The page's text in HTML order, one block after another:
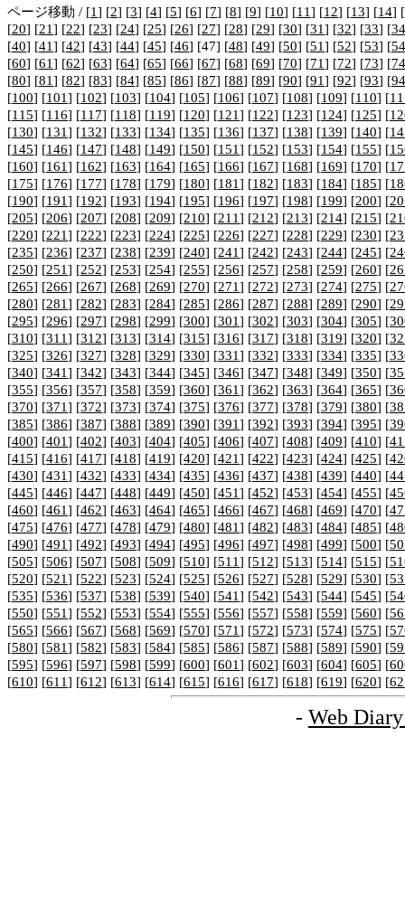
ページ移動 / [1] [2] [3] [4] [5] [6] [7] [8] [9] [10] [11] [12] [13] [14] [
[20] [21] [22] [23] [24] [25] [26] [27] [28] [29] [30] [31] [32] [33] [34
[40] [41] [42] [43] [44] [45] [46] [47] [48] [49] [50] [51] [52] [53] [54
[60] [61] [62] [63] [64] [65] [66] [67] [68] [69] [70] [71] [72] [73] [74
[80] [81] [82] [83] [84] [85] [86] [87] [88] [89] [90] [91] [92] [93] [94
[100] [101] [102] [103] [104] [105] [106] [107] [108] [109] [110] [
[115] [116] [117] [118] [119] [120] [121] [122] [123] [124] [125] [
[130] [131] [132] [133] [134] [135] [136] [137] [138] [139] [140] [
[145] [146] [147] [148] [149] [150] [151] [152] [153] [154] [155] [
[160] [161] [162] [163] [164] [165] [166] [167] [168] [169] [170] [
[175] [176] [177] [178] [179] [180] [181] [182] [183] [184] [185] [
[190] [191] [192] [193] [194] [195] [196] [197] [198] [199] [200] [
[205] [206] [207] [208] [209] [210] [211] [212] [213] [214] [215] [
[220] [221] [222] [223] [224] [225] [226] [227] [228] [229] [230] [
[235] [236] [237] [238] [239] [240] [241] [242] [243] [244] [245] [
[250] [251] [252] [253] [254] [255] [256] [257] [258] [259] [260] [
[265] [266] [267] [268] [269] [270] [271] [272] [273] [274] [275] [
[280] [281] [282] [283] [284] [285] [286] [287] [288] [289] [290] [
[295] [296] [297] [298] [299] [300] [301] [302] [303] [304] [305] [
[310] [311] [312] [313] [314] [315] [316] [317] [318] [319] [320] [
[325] [326] [327] [328] [329] [330] [331] [332] [333] [334] [335] [
[340] [341] [342] [343] [344] [345] [346] [347] [348] [349] [350] [
[355] [356] [357] [358] [359] [360] [361] [362] [363] [364] [365] [
[370] [371] [372] [373] [374] [375] [376] [377] [378] [379] [380] [
[385] [386] [387] [388] [389] [390] [391] [392] [393] [394] [395] [
[400] [401] [402] [403] [404] [405] [406] [407] [408] [409] [410] [
[415] [416] [417] [418] [419] [420] [421] [422] [423] [424] [425] [
[430] [431] [432] [433] [434] [435] [436] [437] [438] [439] [440] [
[445] [446] [447] [448] [449] [450] [451] [452] [453] [454] [455] [
[460] [461] [462] [463] [464] [465] [466] [467] [468] [469] [470] [
[475] [476] [477] [478] [479] [480] [481] [482] [483] [484] [485] [
[490] [491] [492] [493] [494] [495] [496] [497] [498] [499] [500] [
[505] [506] [507] [508] [509] [510] [511] [512] [513] [514] [515] [
[520] [521] [522] [523] [524] [525] [526] [527] [528] [529] [530] [
[535] [536] [537] [538] [539] [540] [541] [542] [543] [544] [545] [
[550] [551] [552] [553] [554] [555] [556] [557] [558] [559] [560] [
[565] [566] [567] [568] [569] [570] [571] [572] [573] [574] [575] [
[580] [581] [582] [583] [584] [585] [586] [587] [588] [589] [590] [
[595] [596] [597] [598] [599] [600] [601] [602] [603] [604] [605] [
[610] [611] [612] [613] [614] [615] [616] [617] [618] [619] [620] [
- Web